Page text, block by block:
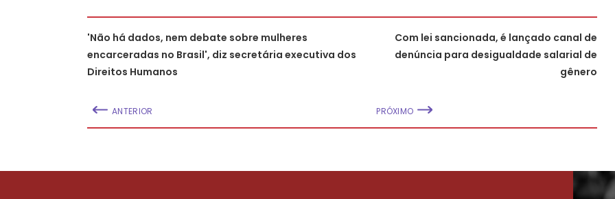
'Não há dados, nem debate sobre mulheres
encarceradas no Brasil', diz secretária executiva dos
Direitos Humanos
ANTERIOR
Com lei sancionada, é lançado canal de
denúncia para desigualdade salarial de
gênero
PRÓXIMO